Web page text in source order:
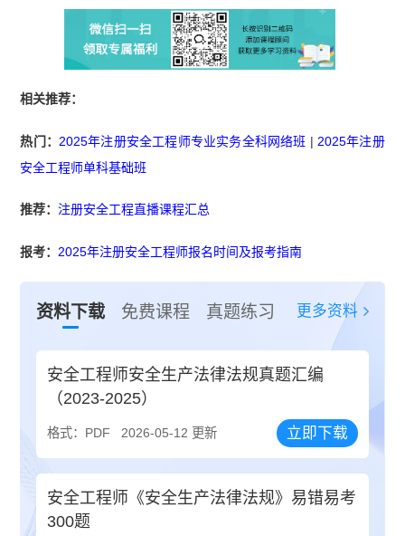
相关推荐：
热门： 2025年注册安全工程师专业实务全科网络班 | 2025年注册
安全工程师单科基础班
推荐： 注册安全工程直播课程汇总
报考：2025年注册安全工程师报名时间及报考指南
资料下载 免费课程 真题练习 更多资料
安全工程师安全生产法律法规真题汇编
（2023-2025）
格式：PDF 2026-05-12 更新 立即下载
安全工程师《安全生产法律法规》易错易考
300题